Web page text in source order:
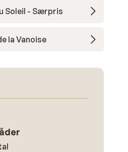
Soleil - Særpris
la Vanoise